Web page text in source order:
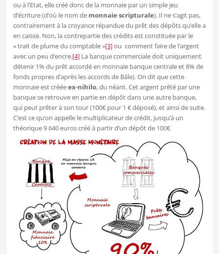
ou à l’Etat, elle créé donc de la monnaie par un simple jeu
d’écriture (d’où le nom de monnaie scripturale). Il ne s’agit pas,
contrairement à la croyance répandue du prêt des dépôts qu’elle a
en caisse. Non, la contrepartie des crédits est constituée par le
« trait de plume du comptable »[3]ou comment faire de l’argent
avec un peu d’encre.[4]La banque commerciale doit uniquement
détenir 1% du prêt accordé en monnaie banque centrale et 8% de
fonds propres d’après les accords de Bâle). On dit que cette
monnaie est crééeex-nihilo, du néant. Cet argent prêté par une
banque se retrouve en partie en dépôt dans une autre banque,
qui peut prêter à son tour (100€ pour 1 € déposé), et ainsi de suite.
C’est ce qu’on appelle le multiplicateur de crédit, jusqu’à un
théorique 9 640 euros créé à partir d’un dépôt de 100€.